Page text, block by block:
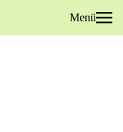
Menü